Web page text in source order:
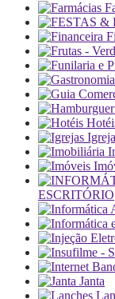
ESCRITÓRIO
Janta